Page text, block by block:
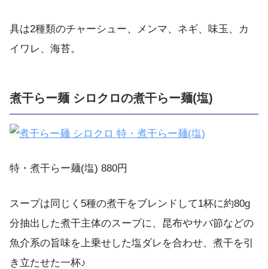
具は2種類のチャーシュー、メンマ、ネギ、味玉、カ
イワレ、海苔。
煮干らー麺 シロクロの煮干らー麺(塩)
特・煮干らー麺(塩) 880円
スープは同じく5種の煮干をブレンドして1杯に約80g
分抽出した煮干主体のスープに、昆布やサバ節などの
魚介系の旨味を上乗せした塩ダレを合わせ、煮干を引
き立たせた一杯♪